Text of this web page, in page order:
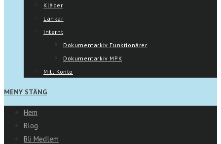
Kläder
Länkar
Internt
Dokumentarkiv Funktionärer
Dokumentarkiv MPK
Mitt Konto
MENY STÄNG
Hem
Blog
Bli Medlem